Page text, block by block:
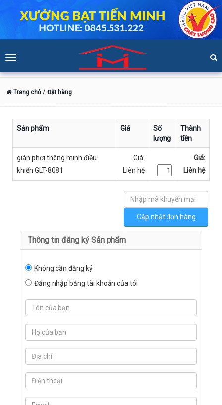
Toggle
navigation
Trang chủ / Đặt hàng
Sản phẩm Giá
Số
lượng
Thành
tiền
giàn phơi thông minh điều
khiển GLT-8081
Giá:
Liên hệ
Giá:
Liên hệ
Thông tin đăng ký Sản phẩm
Không cần đăng ký
Đăng nhập bằng tài khoản của tôi